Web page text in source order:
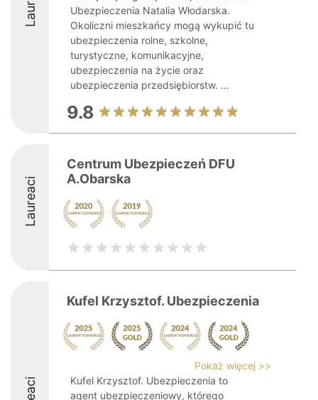
Ubezpieczenia Natalia Włodarska.
Okoliczni mieszkańcy mogą wykupić tu
ubezpieczenia rolne, szkolne,
turystyczne, komunikacyjne,
ubezpieczenia na życie oraz
ubezpieczenia przedsiębiorstw. ...
9.8
Laureaci
Centrum Ubezpieczeń DFU
A.Obarska
Kufel Krzysztof. Ubezpieczenia
Pokaż więcej >>
Kufel Krzysztof. Ubezpieczenia to
agent ubezpieczeniowy, którego